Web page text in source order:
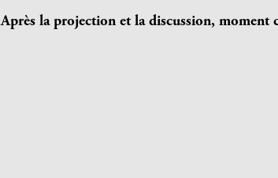
Après la projection et la discussion, moment